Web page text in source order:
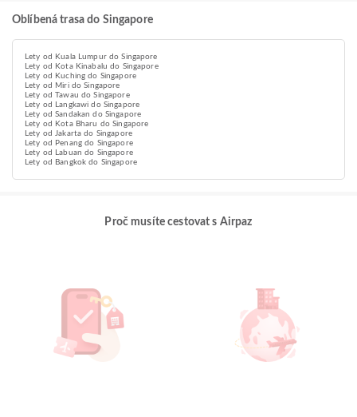
Oblíbená trasa do Singapore
Lety od Kuala Lumpur do Singapore
Lety od Kota Kinabalu do Singapore
Lety od Kuching do Singapore
Lety od Miri do Singapore
Lety od Tawau do Singapore
Lety od Langkawi do Singapore
Lety od Sandakan do Singapore
Lety od Kota Bharu do Singapore
Lety od Jakarta do Singapore
Lety od Penang do Singapore
Lety od Labuan do Singapore
Lety od Bangkok do Singapore
Proč musíte cestovat s Airpaz